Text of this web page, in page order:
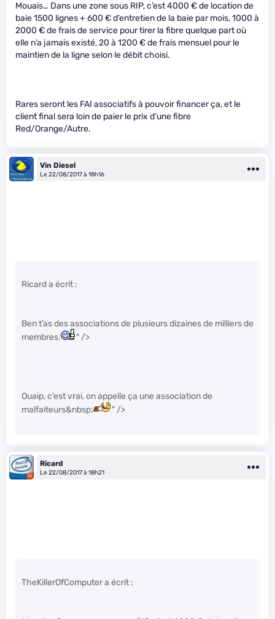
Mouais… Dans une zone sous RIP, c’est 4000 € de location de
baie 1500 lignes + 600 € d’entretien de la baie par mois, 1000 à
2000 € de frais de service pour tirer la fibre quelque part où
elle n’a jamais existé, 20 à 1200 € de frais mensuel pour le
maintien de la ligne selon le débit choisi.
Rares seront les FAI associatifs à pouvoir financer ça, et le
client final sera loin de paier le prix d’une fibre
Red/Orange/Autre.
Vin Diesel
Le 22/08/2017 à 18h16
Ricard a écrit :
Ben t’as des associations de plusieurs dizaines de milliers de
membres.
" />
Ouaip, c’est vrai, on appelle ça une association de
malfaiteurs&nbsp;
" />
Ricard
Le 22/08/2017 à 18h21
TheKillerOfComputer a écrit :